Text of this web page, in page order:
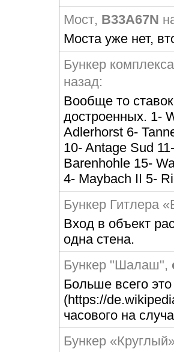
Мост, B33A67N
Моста уже нет,
Бункер
назад:
Вообще то
достроенных. 1-
Adlerhorst 6-
10- Antage Sud
Barenhohle 15-
4- Maybach II 5-
Бункер Гитлера
Вход в объект
одна стена.
Бункер "Шалаш",
Больше всего
(https://
часового на
Бункер